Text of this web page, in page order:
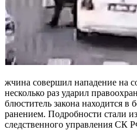
жчина совершил нападение на
несколько раз ударил
блюститель закона находится в
ранением. Подробности стали
следственного управления СК